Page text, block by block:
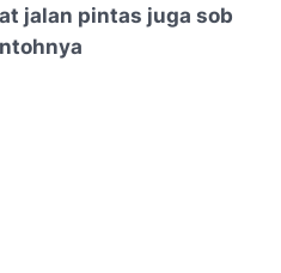
jalan pintas juga sob